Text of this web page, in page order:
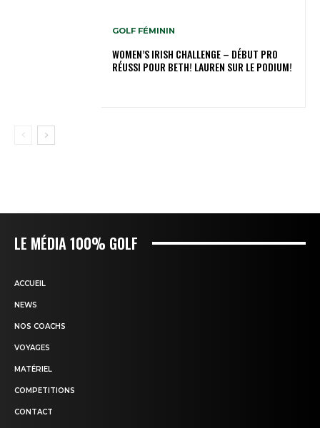
GOLF FÉMININ
WOMEN’S IRISH CHALLENGE – DÉBUT PRO
RÉUSSI POUR BETH! LAUREN SUR LE PODIUM!
LE MÉDIA 100% GOLF
ACCUEIL
NEWS
NOS COACHS
VOYAGES
MATÉRIEL
COMPETITIONS
CONTACT